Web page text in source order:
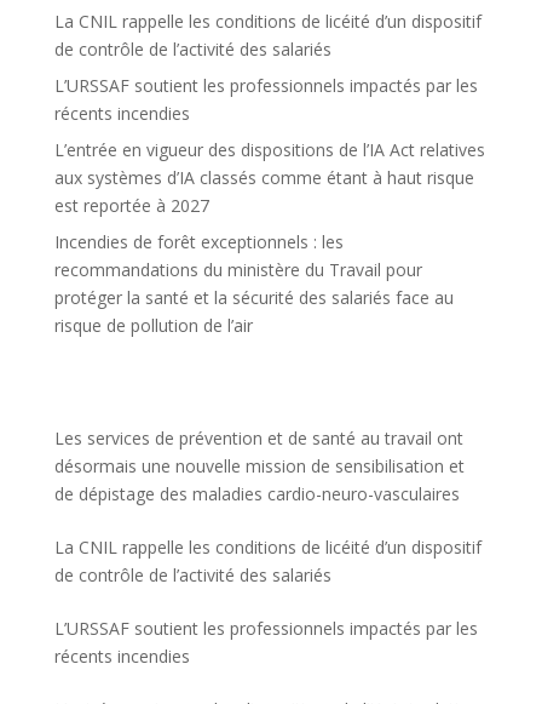
La CNIL rappelle les conditions de licéité d’un dispositif
de contrôle de l’activité des salariés
L’URSSAF soutient les professionnels impactés par les
récents incendies
L’entrée en vigueur des dispositions de l’IA Act relatives
aux systèmes d’IA classés comme étant à haut risque
est reportée à 2027
Incendies de forêt exceptionnels : les
recommandations du ministère du Travail pour
protéger la santé et la sécurité des salariés face au
risque de pollution de l’air
Les services de prévention et de santé au travail ont
désormais une nouvelle mission de sensibilisation et
de dépistage des maladies cardio-neuro-vasculaires
La CNIL rappelle les conditions de licéité d’un dispositif
de contrôle de l’activité des salariés
L’URSSAF soutient les professionnels impactés par les
récents incendies